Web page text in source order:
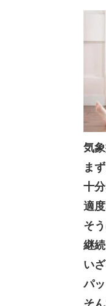
気
ま
十
適
そ
継
い
パ
そ